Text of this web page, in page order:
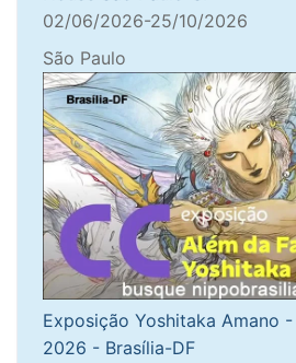
02/06/2026-25/10/2026
São Paulo
Exposição Yoshitaka Amano
2026 - Brasília-DF